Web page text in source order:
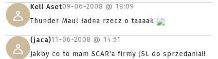
Kell Aset09-06-2008 @ 18:09
Thunder Maul ładna rzecz o taaaak
(jaca)11-06-2008 @ 14:51
Jakby co to mam SCAR'a firmy JSL do sprzedania!!